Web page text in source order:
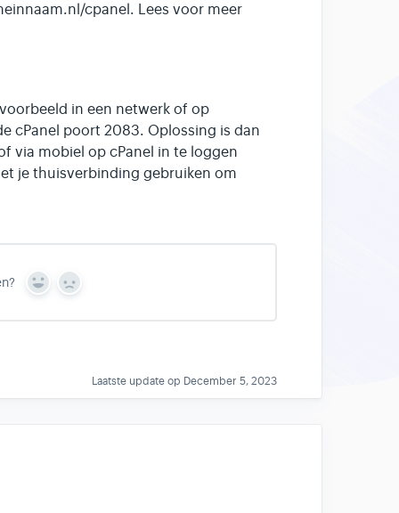
cpanel. Lees voor meer
in een netwerk of op
cPanel poort 2083. Oplossing is dan
via mobiel op cPanel in te loggen
je thuisverbinding gebruiken om
Y
s
N
Laatste update op December 5, 2023